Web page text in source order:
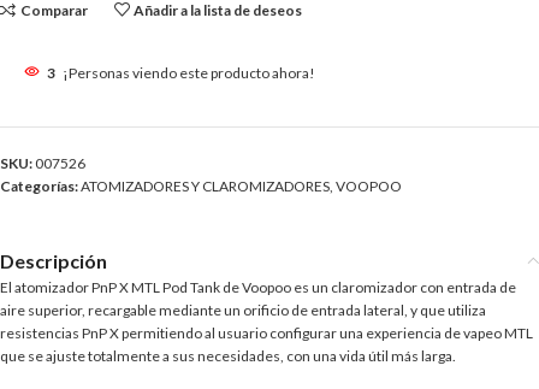
Comparar Añadir a la lista de deseos
3 ¡Personas viendo este producto ahora!
SKU: 007526
Categorías:ATOMIZADORES Y CLAROMIZADORES VOOPOO
Descripción
El atomizador PnP X MTL Pod Tank de Voopoo es un claromizador con entrada de
aire superior, recargable mediante un orificio de entrada lateral, y que utiliza
resistencias PnP X permitiendo al usuario configurar una experiencia de vapeo MTL
que se ajuste totalmente a sus necesidades, con una vida útil más larga.